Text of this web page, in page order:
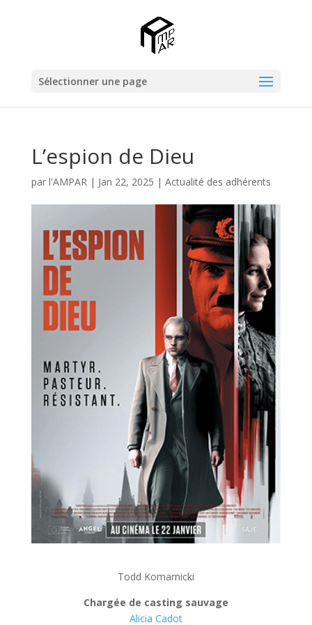
Sélectionner une page
L’espion de Dieu
par l'AMPAR| Jan 22, 2025 | Actualité des adhérents
Todd Komarnicki
Chargée de casting sauvage
Alicia Cadot